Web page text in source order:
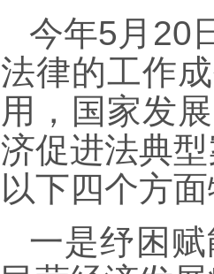
今年5月20
法律的工作
用，国家发
济促进法典
以下四个方
一是纾困